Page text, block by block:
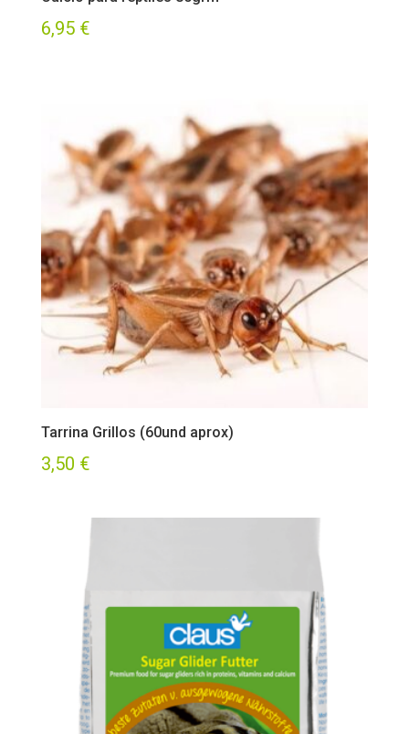
6,95 €
Tarrina Grillos (60und aprox)
3,50 €